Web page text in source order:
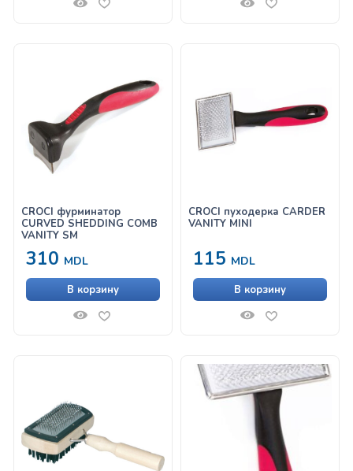
CROCI ‎фурминатор
CURVED SHEDDING COMB
VANITY SM
310 MDL
В корзину
CROCI пуходерка CARDER
VANITY MINI
115 MDL
В корзину